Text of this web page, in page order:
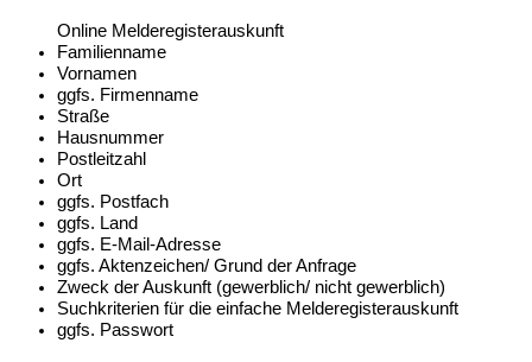
Online Melderegisterauskunft
Familienname
Vornamen
ggfs. Firmenname
Straße
Hausnummer
Postleitzahl
Ort
ggfs. Postfach
ggfs. Land
ggfs. E-Mail-Adresse
ggfs. Aktenzeichen/ Grund der Anfrage
Zweck der Auskunft (gewerblich/ nicht gewerblich)
Suchkriterien für die einfache Melderegisterauskunft
ggfs. Passwort